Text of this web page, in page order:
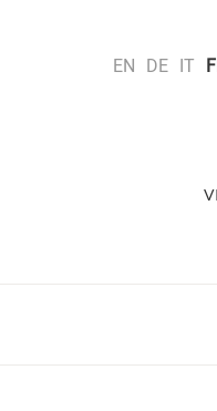
EN DE IT